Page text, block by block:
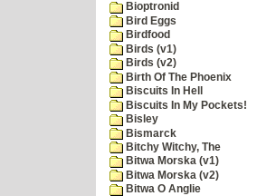
Bioptronid
Bird Eggs
Birdfood
Birds (v1)
Birds (v2)
Birth Of The Phoenix
Biscuits In Hell
Biscuits In My Pockets!
Bisley
Bismarck
Bitchy Witchy, The
Bitwa Morska (v1)
Bitwa Morska (v2)
Bitwa O Anglie